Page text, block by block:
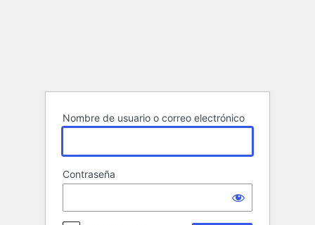
Nombre de usuario o correo electrónico
Contraseña